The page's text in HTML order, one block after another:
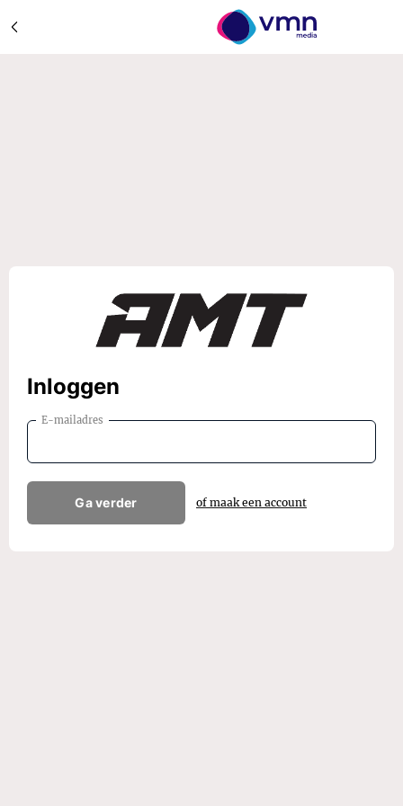
Inloggen
E-mailadres
Ga verder of maak een account